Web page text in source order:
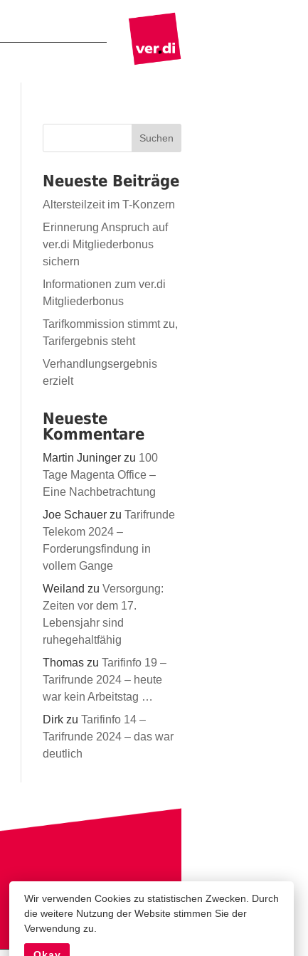
Suchen
Neueste Beiträge
Altersteilzeit im T-Konzern
Erinnerung Anspruch auf
ver.di Mitgliederbonus
sichern
Informationen zum ver.di
Mitgliederbonus
Tarifkommission stimmt zu,
Tarifergebnis steht
Verhandlungsergebnis
erzielt
Neueste
Kommentare
Martin Juninger zu 100
Tage Magenta Office –
Eine Nachbetrachtung
Joe Schauer zuTarifrunde
Telekom 2024 –
Forderungsfindung in
vollem Gange
Weiland zuVersorgung:
Zeiten vor dem 17.
Lebensjahr sind
ruhegehaltfähig
Thomas zuTarifinfo 19 –
Tarifrunde 2024 – heute
war kein Arbeitstag …
Dirk zuTarifinfo 14 –
Tarifrunde 2024 – das war
deutlich
Wir verwenden Cookies zu statistischen Zwecken. Durch
die weitere Nutzung der Website stimmen Sie der
Verwendung zu.